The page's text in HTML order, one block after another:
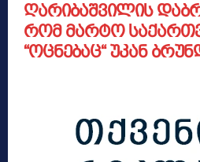
ღარიბაშვილის
რომ მარტო
“ოცნებაც“ უკან